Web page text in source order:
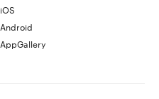
iOS
Android
AppGallery